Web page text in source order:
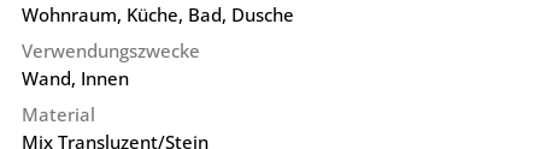
Wohnraum, Küche, Bad, Dusche
Verwendungszwecke
Wand, Innen
Material
Mix Transluzent/Stein